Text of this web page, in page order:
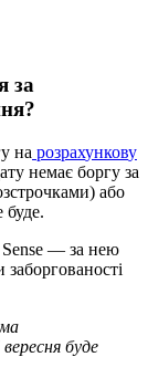
за
ня?
у на розрахункову
ату немає боргу за
зстрочками) або
буде.
Sense — за нею
заборгованості
ма
вересня буде